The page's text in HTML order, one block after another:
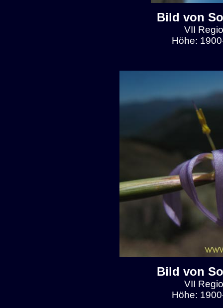
Bild von
VII
Höhe:
Bild von
VII
Höhe: